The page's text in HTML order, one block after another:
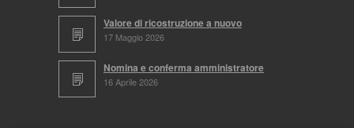
Valore di ricostruzione a nuovo
17 Maggio 2026
Nomina e conferma amministratore
16 Aprile 2026